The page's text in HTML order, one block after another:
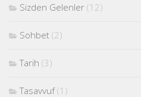
Sizden Gelenler (12)
Sohbet (2)
Tarih (3)
Tasavvuf(1)